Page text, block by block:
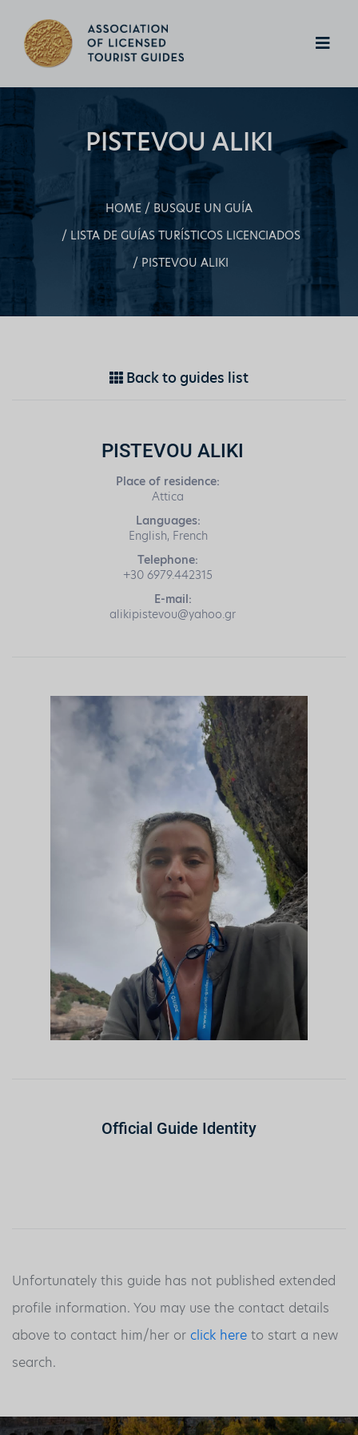
PISTEVOU ALIKI
HOME
BUSQUE UN GUÍA
LISTA DE GUÍAS TURÍSTICOS LICENCIADOS
PISTEVOU ALIKI
Back to guides list
PISTEVOU ALIKI
Place of residence:
Attica
Languages:
English, French
Telephone:
+30 6979.442315
E-mail:
alikipistevou@yahoo.gr
Official Guide Identity
Unfortunately this guide has not published extended
profile information. You may use the contact details
above to contact him/her or click here to start a new
search.